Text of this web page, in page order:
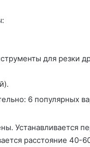
для резки
Устанавливается
расстояние 40-